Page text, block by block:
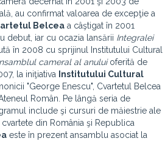
au confirmat valoarea de excepţie a
Belcea a câştigat în 2001
debut, iar cu ocazia lansării Integralei
în 2008 cu sprijinul Institutului Cultural
cameral al anuluioferită de
la iniţiativa
Institutului Cultural
"George Enescu", Cvartetul Belcea
Român. Pe lângă seria de
include şi cursuri de măiestrie ale
din România şi Republica
este în prezent ansamblu asociat la